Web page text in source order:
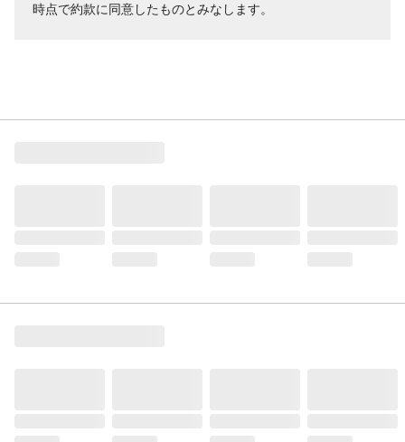
時点で約款に同意したものとみなします。